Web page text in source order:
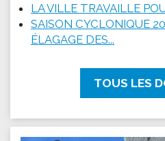
LA VILLE TRAVAILLE
SAISON CYCLONIQUE
ÉLAGAGE DES...
TOUS LES